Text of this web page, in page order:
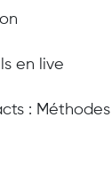
en live
: